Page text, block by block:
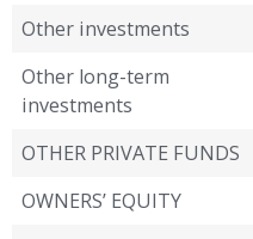
Other investments
Other long-term
investments
OTHER PRIVATE FUNDS
OWNERS’ EQUITY